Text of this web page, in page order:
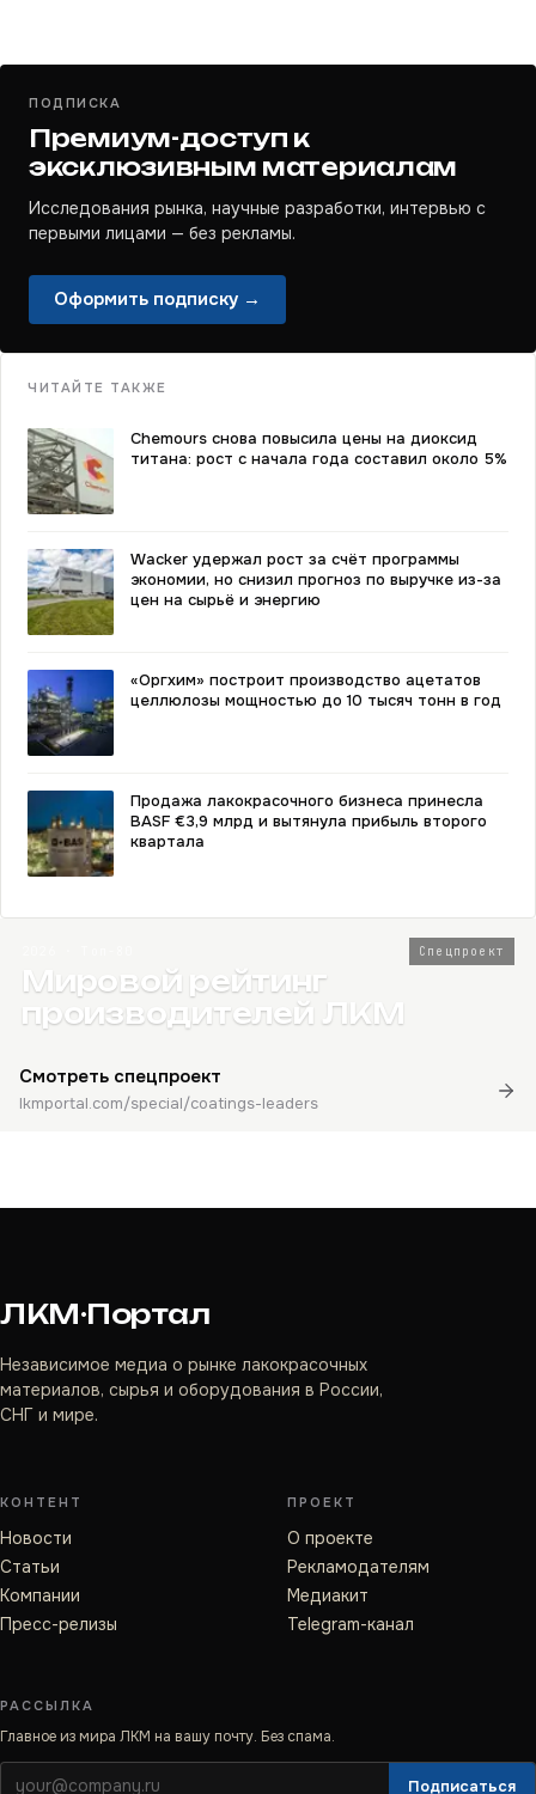
ПОДПИСКА
Премиум-доступ к
эксклюзивным материалам
Исследования рынка, научные разработки, интервью с
первыми лицами — без рекламы.
Оформить подписку →
ЧИТАЙТЕ ТАКЖЕ
Chemours снова повысила цены на диоксид
титана: рост с начала года составил около 5%
Wacker удержал рост за счёт программы
экономии, но снизил прогноз по выручке из-за
цен на сырьё и энергию
«Оргхим» построит производство ацетатов
целлюлозы мощностью до 10 тысяч тонн в год
Продажа лакокрасочного бизнеса принесла
BASF €3,9 млрд и вытянула прибыль второго
квартала
Спецпроект
Мировой рейтинг
производителей ЛКМ
Смотреть спецпроект
lkmportal.com/special/coatings-leaders
ЛКМ·Портал
Независимое медиа о рынке лакокрасочных
материалов, сырья и оборудования в России,
СНГ и мире.
КОНТЕНТ
Новости
Статьи
Компании
Пресс-релизы
ПРОЕКТ
О проекте
Рекламодателям
Медиакит
Telegram-канал
РАССЫЛКА
Главное из мира ЛКМ на вашу почту. Без спама.
Подписаться